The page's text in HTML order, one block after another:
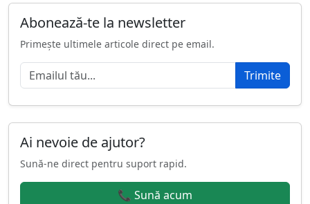
Abonează-te la newsletter
Primește ultimele articole direct pe email.
Trimite
Ai nevoie de ajutor?
Sună-ne direct pentru suport rapid.
📞 Sună acum